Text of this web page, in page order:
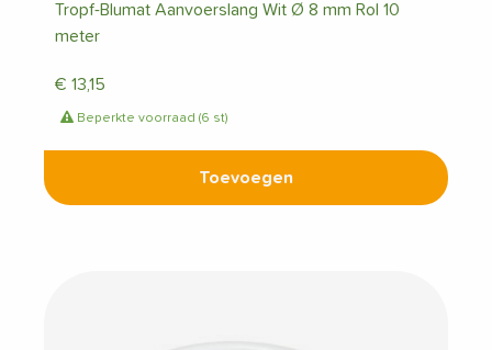
Tropf-Blumat Aanvoerslang Wit Ø 8 mm Rol 10
meter
€ 13,15
Beperkte voorraad (6 st)
Toevoegen